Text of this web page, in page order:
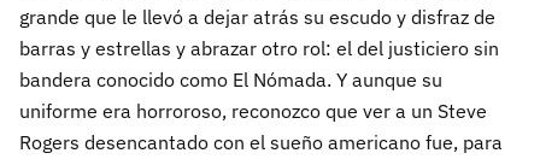
grande que le llevó a dejar atrás su escudo y disfraz de
barras y estrellas y abrazar otro rol: el del justiciero sin
bandera conocido como El Nómada. Y aunque su
uniforme era horroroso, reconozco que ver a un Steve
Rogers desencantado con el sueño americano fue, para